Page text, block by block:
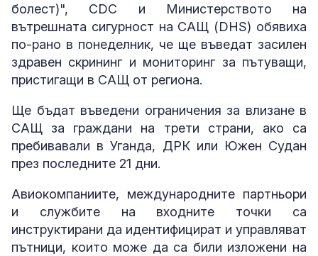
болест)", CDC и Министерството на
вътрешната сигурност на САЩ (DHS) обявиха
по-рано в понеделник, че ще въведат засилен
здравен скрининг и мониторинг за пътуващи,
пристигащи в САЩ от региона.
Ще бъдат въведени ограничения за влизане в
САЩ за граждани на трети страни, ако са
пребивавали в Уганда, ДРК или Южен Судан
през последните 21 дни.
Авиокомпаниите, международните партньори
и службите на входните точки са
инструктирани да идентифицират и управляват
пътници, които може да са били изложени на